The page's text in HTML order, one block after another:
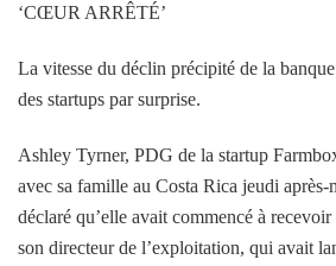
‘CŒUR ARRÊTÉ’
La vitesse du déclin précipité de la
des startups par surprise.
Ashley Tyrner, PDG de la startup
avec sa famille au Costa Rica jeudi après-
déclaré qu’elle avait commencé à
son directeur de l’exploitation, qui avait